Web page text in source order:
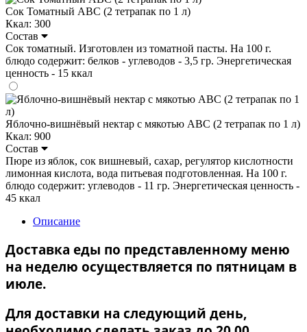
Сок Томатный ABC (2 тетрапак по 1 л)
Ккал: 300
Состав
Сок томатный. Изготовлен из томатной пасты. На 100 г.
блюдо содержит: белков - углеводов - 3,5 гр. Энергетическая
ценность - 15 ккал
Яблочно-вишнёвый нектар с мякотью ABC (2 тетрапак по 1 л)
Ккал: 900
Состав
Пюре из яблок, сок вишневый, сахар, регулятор кислотности
лимонная кислота, вода питьевая подготовленная. На 100 г.
блюдо содержит: углеводов - 11 гр. Энергетическая ценность -
45 ккал
Описание
Доставка еды по представленному меню
на неделю осуществляется по пятницам в
июле.
Для доставки на следующий день,